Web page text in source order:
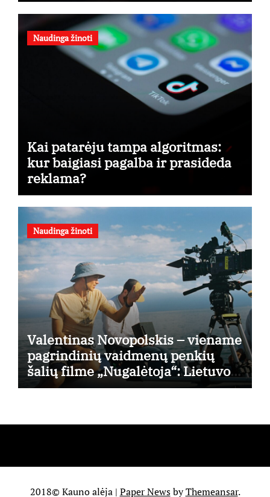
Naudinga žinoti
Kai patarėju tampa algoritmas:
kur baigiasi pagalba ir prasideda
reklama?
Naudinga žinoti
Valentinas Novopolskis – viename
pagrindinių vaidmenų penkių
šalių filme „Nugalėtoja“: Lietuvos
kino teatruose – nuo rugpjūčio 7-
2018© Kauno alėja | Paper NewsbyThemeansar.